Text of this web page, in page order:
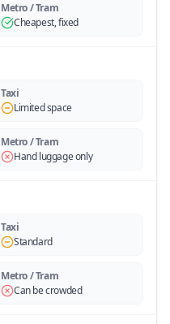
Metro / Tram
Cheapest, fixed
Taxi
Limited space
Metro / Tram
Hand luggage only
Taxi
Standard
Metro / Tram
Can be crowded